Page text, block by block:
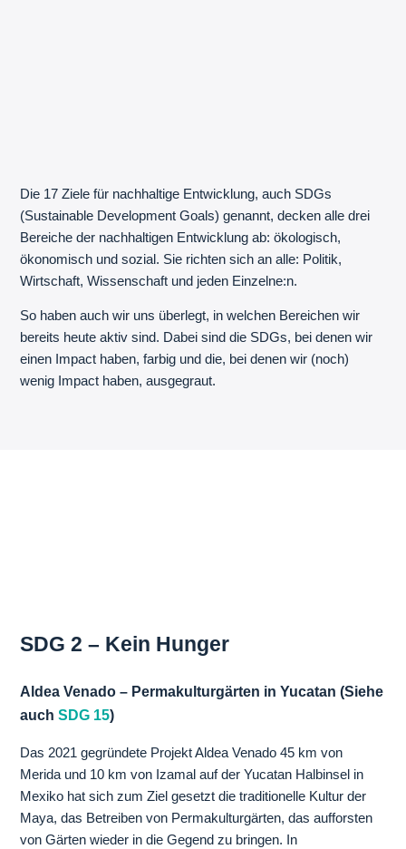
Die 17 Ziele für nachhaltige Entwicklung, auch SDGs
(Sustainable Development Goals) genannt, decken alle drei
Bereiche der nachhaltigen Entwicklung ab: ökologisch,
ökonomisch und sozial. Sie richten sich an alle: Politik,
Wirtschaft, Wissenschaft und jeden Einzelne:n.
So haben auch wir uns überlegt, in welchen Bereichen wir
bereits heute aktiv sind. Dabei sind die SDGs, bei denen wir
einen Impact haben, farbig und die, bei denen wir (noch)
wenig Impact haben, ausgegraut.
SDG 2 – Kein Hunger
Aldea Venado – Permakulturgärten in Yucatan (Siehe
auchSDG 15)
Das 2021 gegründete Projekt Aldea Venado 45 km von
Merida und 10 km von Izamal auf der Yucatan Halbinsel in
Mexiko hat sich zum Ziel gesetzt die traditionelle Kultur der
Maya, das Betreiben von Permakulturgärten, das aufforsten
von Gärten wieder in die Gegend zu bringen. In